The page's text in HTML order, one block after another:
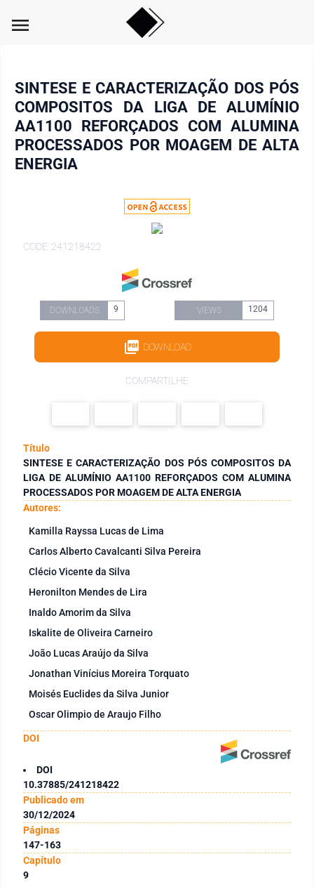
menu
SINTESE E CARACTERIZAÇÃO DOS PÓS
COMPOSITOS DA LIGA DE ALUMÍNIO
AA1100 REFORÇADOS COM ALUMINA
PROCESSADOS POR MOAGEM DE ALTA
ENERGIA
CODE: 241218422
DOWNLOADS 9 VIEWS 1204
DOWNLOAD
COMPARTILHE
Título
SINTESE E CARACTERIZAÇÃO DOS PÓS COMPOSITOS DA
LIGA DE ALUMÍNIO AA1100 REFORÇADOS COM ALUMINA
PROCESSADOS POR MOAGEM DE ALTA ENERGIA
Autores:
Kamilla Rayssa Lucas de Lima
Carlos Alberto Cavalcanti Silva Pereira
Clécio Vicente da Silva
Heronilton Mendes de Lira
Inaldo Amorim da Silva
Iskalite de Oliveira Carneiro
João Lucas Araújo da Silva
Jonathan Vinícius Moreira Torquato
Moisés Euclides da Silva Junior
Oscar Olimpio de Araujo Filho
DOI
DOI
10.37885/241218422
Publicado em
30/12/2024
Páginas
147-163
Capítulo
9